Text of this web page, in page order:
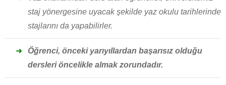
staj yönergesine uyacak şekilde yaz okulu tarihlerinde
stajlarını da yapabilirler.
Öğrenci, önceki yarıyıllardan başarısız olduğu
dersleri öncelikle almak zorundadır.